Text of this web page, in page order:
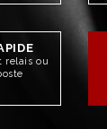
relais ou